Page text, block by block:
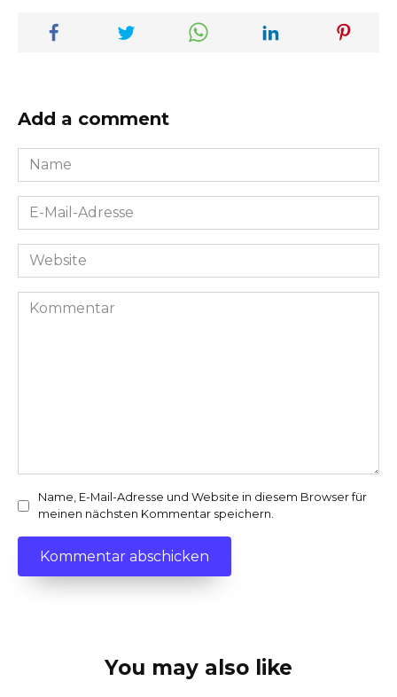
Add a comment
Name
*
E-
Mail-
Adresse
Website
Kommentar
Name, E-Mail-Adresse und Website in diesem Browser für
meinen nächsten Kommentar speichern.
You may also like